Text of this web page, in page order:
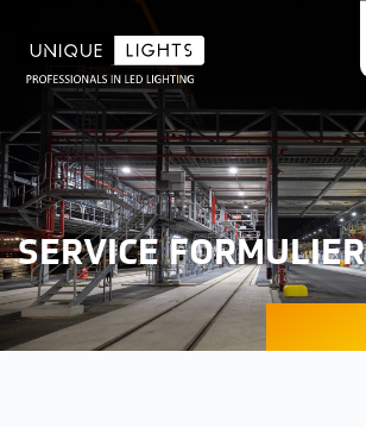
SERVICE FORMULIER